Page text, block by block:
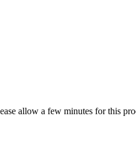
allow a few minutes for this